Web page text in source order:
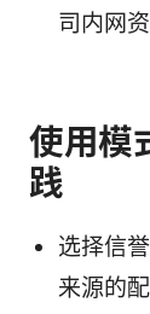
司内网
使用模
践
选择信
来源的